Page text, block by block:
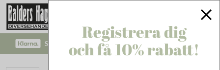
SÄKRA BETALNINGAR MED KLARNA CHECKOUT!
Registrera dig
och få 10% rabatt!